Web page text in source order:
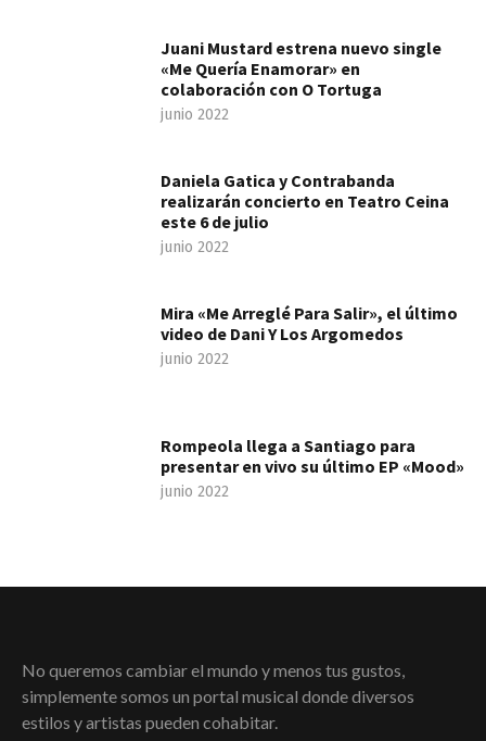
Juani Mustard estrena nuevo single
«Me Quería Enamorar» en
colaboración con O Tortuga
junio 2022
Daniela Gatica y Contrabanda
realizarán concierto en Teatro Ceina
este 6 de julio
junio 2022
Mira «Me Arreglé Para Salir», el último
video de Dani Y Los Argomedos
junio 2022
Rompeola llega a Santiago para
presentar en vivo su último EP «Mood»
junio 2022
No queremos cambiar el mundo y menos tus gustos,
simplemente somos un portal musical donde diversos
estilos y artistas pueden cohabitar.